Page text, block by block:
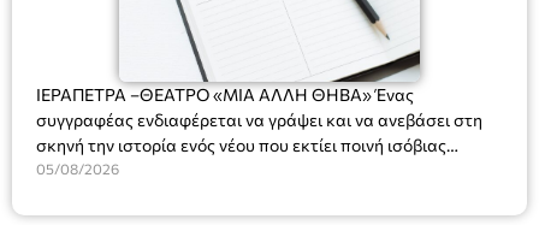
ΙΕΡΑΠΕΤΡΑ –ΘΕΑΤΡΟ «ΜΙΑ ΑΛΛΗ ΘΗΒΑ» Ένας
συγγραφέας ενδιαφέρεται να γράψει και να ανεβάσει στη
σκηνή την ιστορία ενός νέου που εκτίει ποινή ισόβιας
κάθειρξης για πατροκτονία. Ένα πολυβραβευμένο έργο για
ασθένεια, τον ερωτισμό. Ένα έργο αινιγματικό, συγκινητικό,
05/08/2026